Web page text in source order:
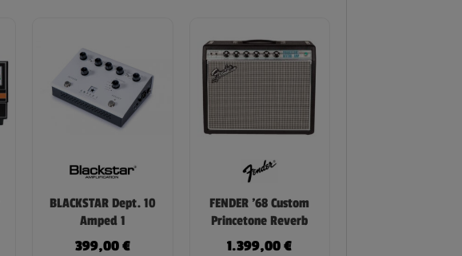
BLACKSTAR Dept. 10
Amped 1
399,00€
FENDER ’68 Custom
Princetone Reverb
1.399,00€